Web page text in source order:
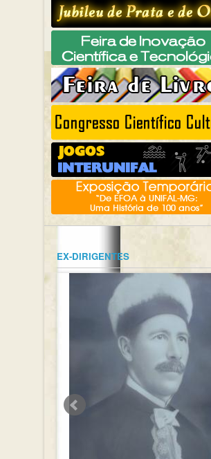
EX-DIRIGENTES